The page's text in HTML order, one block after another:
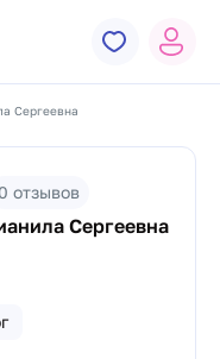
Сергеевна
0 отзывов
Сергеевна